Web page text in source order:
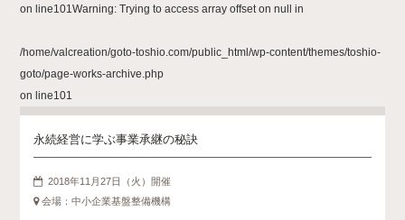
on line101Warning: Trying to access array offset on null in
/home/valcreation/goto-toshio.com/public_html/wp-content/themes/toshio-
goto/page-works-archive.php
on line101
永続経営に学ぶ事業承継の秘訣
2018年11月27日（火）開催
会場：中小企業基盤整備機構